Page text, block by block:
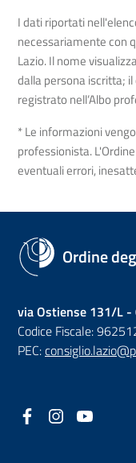
I dati riportati
necessariamente con
Lazio. Il nome
dalla persona iscritta;
registrato nell’Albo
* Le informazioni
professionista.
eventuali errori,
Ordine
via Ostiense 131/L -
Codice Fiscale:
PEC:
Facebook
(nuova scheda -
Instagram
(nuova